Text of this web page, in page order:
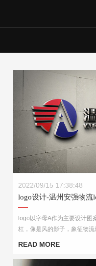
logo设计-温州安强物流
2022/09/15 17:38:48
logo设计-温州安强物流
logo以字母A作为主要设计图
杠，像是风的影子，象征物
READ MORE